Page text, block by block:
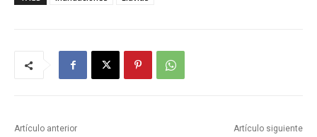
Artículo anterior Artículo siguiente